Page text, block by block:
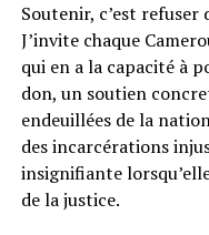
Soutenir, c’est
J’invite chaque
qui en a la capacité à
don, un soutien
endeuillées de la
des incarcérations
insignifiante
de la justice.